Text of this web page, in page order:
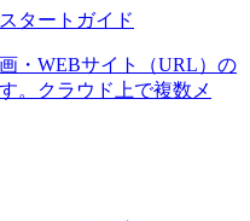
タートガイド
・WEBサイト（URL）の
。クラウド上で複数メ